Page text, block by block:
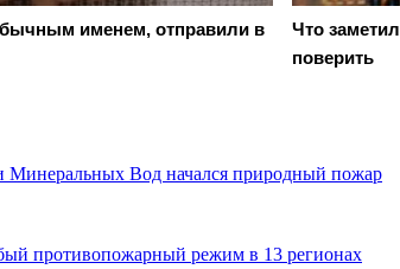
именем, отправили в
Что
поверить
Минеральных Вод начался природный пожар
противопожарный режим в 13 регионах